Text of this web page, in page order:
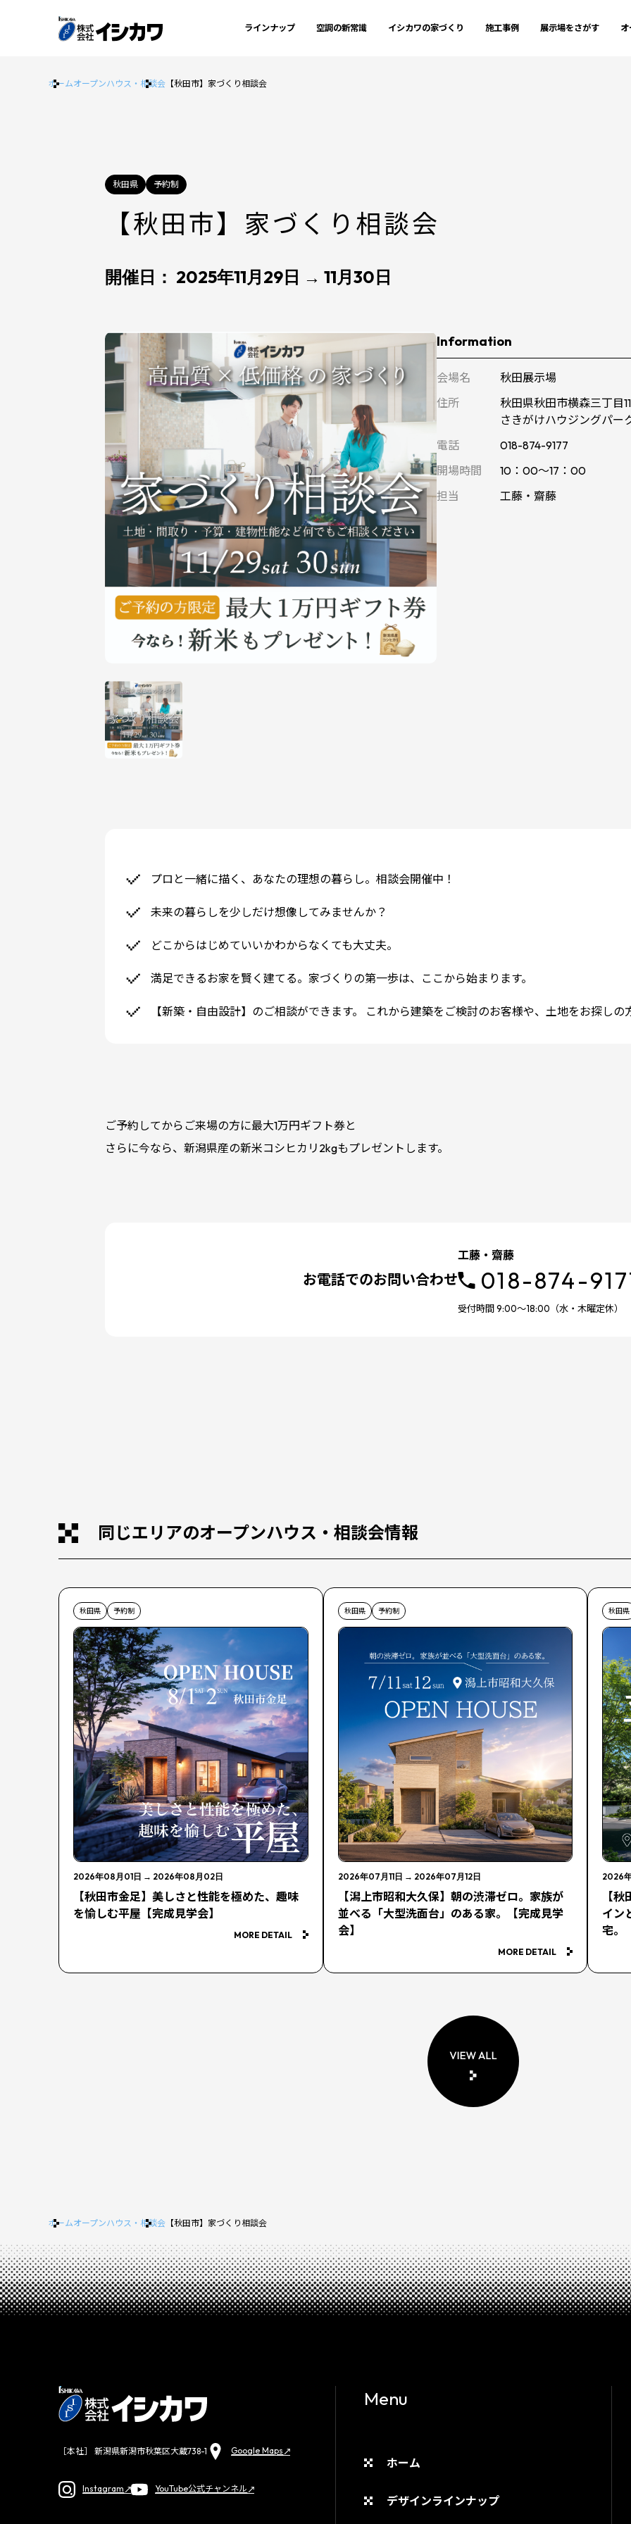
ラインナップ 空調の新常識 イシカワの家づくり 施工事例 展示場をさがす オ
ホームオープンハウス・相談会【秋田市】家づくり相談会
秋田県 予約制
【秋田市】家づくり相談会
開催日： 2025年11月29日 → 11月30日
Information
会場名
秋田展示場
住所
秋田県秋田市横森三丁
さきがけハウジングパー
電話
018-874-9177
開場時間
10：00～17：00
担当
工藤・齋藤
プロと一緒に描く、あなたの理想の暮らし。相談会開催中！
未来の暮らしを少しだけ想像してみませんか？
どこからはじめていいかわからなくても大丈夫。
満足できるお家を賢く建てる。家づくりの第一歩は、ここから始まります。
【新築・自由設計】のご相談ができます。 これから建築をご検討のお客様や、土地をお探し
ご予約してからご来場の方に最大1万円ギフト券と
さらに今なら、新潟県産の新米コシヒカリ2kgもプレゼントします。
お電話でのお問い合わせ
工藤・齋藤
018-874-
受付時間 9:00～18:00（水・木曜定休）
同じエリアのオープンハウス・相談会情報
秋田県 予約制
2026年08月01日 → 2026年08月02日
【秋田市金足】美しさと性能を極めた、趣味
を愉しむ平屋【完成見学会】
MORE DETAIL
秋田県 予約制
2026年07月11日 → 2026年07月12日
【潟上市昭和大久保】朝の渋滞ゼロ。家族が
並べる「大型洗面台」のある家。【完成見学
会】
MORE DETAIL
秋田県
2026
【
イン
宅。
ホームオープンハウス・相談会【秋田市】家づくり相談会
［本社］ 新潟県新潟市秋葉区大蔵738-1 Google Maps
Instagram YouTube公式チャンネル
Menu
ホーム
デザインラインナップ